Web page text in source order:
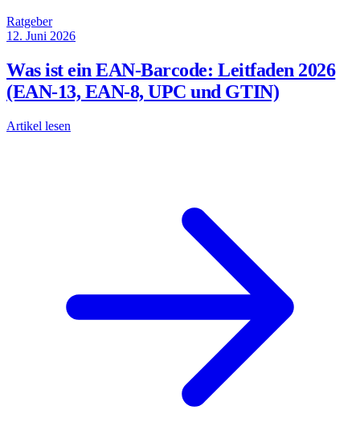
Ratgeber
12. Juni 2026
Was ist ein EAN-Barcode: Leitfaden 2026
(EAN-13, EAN-8, UPC und GTIN)
Artikel lesen